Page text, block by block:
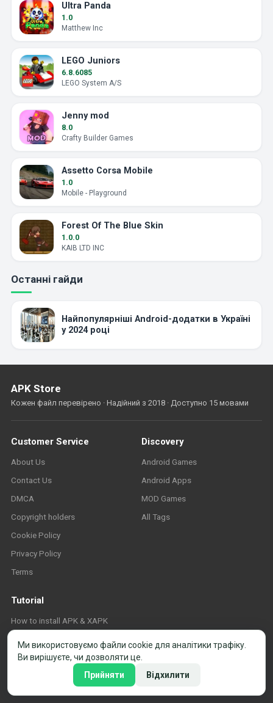
Ultra Panda
1.0
Matthew Inc
LEGO Juniors
6.8.6085
LEGO System A/S
Jenny mod
8.0
Crafty Builder Games
Assetto Corsa Mobile
1.0
Mobile - Playground
Forest Of The Blue Skin
1.0.0
KAIB LTD INC
Останні гайди
Найпопулярніші Android-додатки в Україні
у 2024 році
APK Store
Кожен файл перевірено · Надійний з 2018 · Доступно 15 мовами
Customer Service
About Us
Contact Us
DMCA
Copyright holders
Cookie Policy
Privacy Policy
Terms
Discovery
Android Games
Android Apps
MOD Games
All Tags
Tutorial
How to install APK & XAPK
© 2026 APK-Store.org. Усі права захищено. ·
Ми використовуємо файли cookie для аналітики трафіку.
Ви вирішуєте, чи дозволяти це.
Прийняти
Відхилити